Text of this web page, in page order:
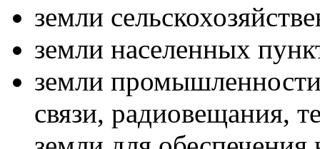
земли
земли населенных
земли
связи, радиовещания,